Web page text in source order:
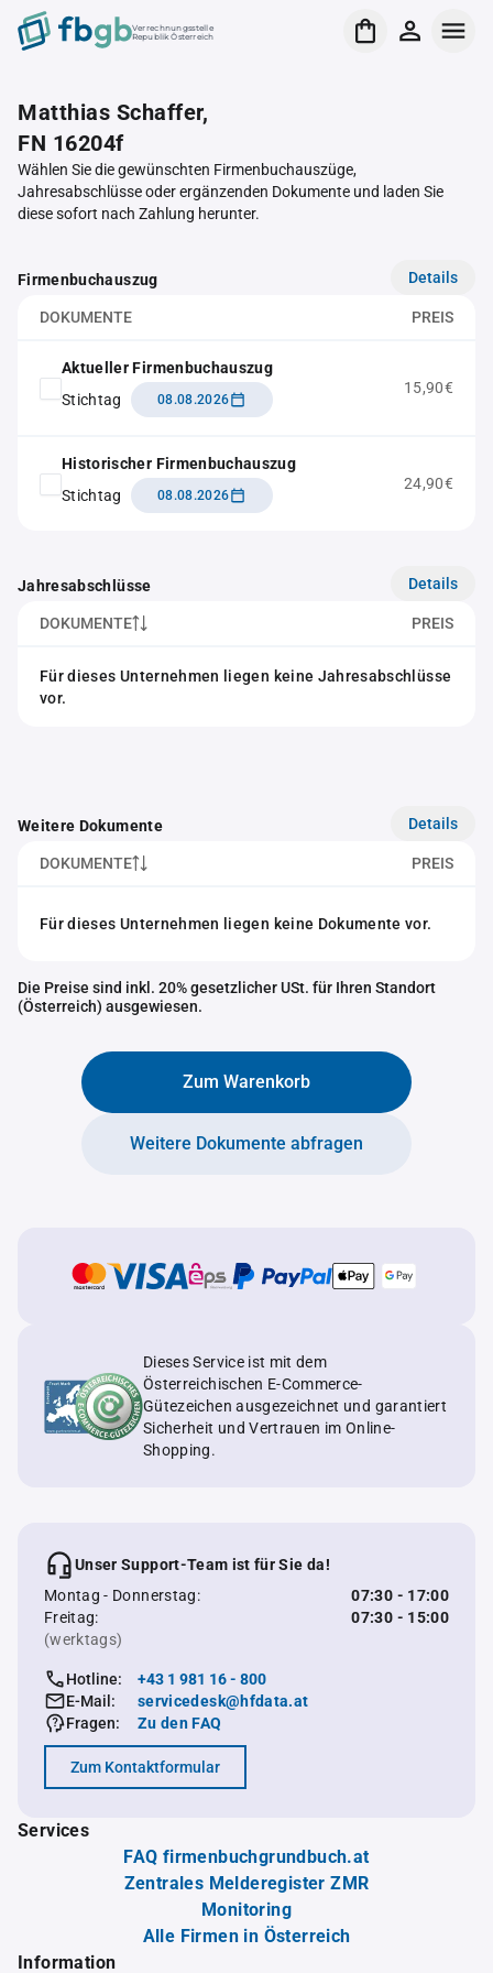
Verrechnungsstelle
Republik Österreich
Matthias Schaffer,
FN 16204f
Wählen Sie die gewünschten Firmenbuchauszüge,
Jahresabschlüsse oder ergänzenden Dokumente und laden Sie
diese sofort nach Zahlung herunter.
Firmenbuchauszug Details
DOKUMENTE PREIS
Aktueller Firmenbuchauszug
Stichtag
08.08.2026
15,90€
Historischer Firmenbuchauszug
Stichtag
08.08.2026
24,90€
Jahresabschlüsse Details
DOKUMENTE PREIS
Für dieses Unternehmen liegen keine Jahresabschlüsse
vor.
Weitere Dokumente Details
DOKUMENTE PREIS
Für dieses Unternehmen liegen keine Dokumente vor.
Die Preise sind inkl. 20% gesetzlicher USt. für Ihren Standort
(Österreich) ausgewiesen.
Zum Warenkorb
Weitere Dokumente abfragen
Dieses Service ist mit dem
Österreichischen E-Commerce-
Gütezeichen ausgezeichnet und garantiert
Sicherheit und Vertrauen im Online-
Shopping.
Unser Support-Team ist für Sie da!
Montag - Donnerstag:
07:30 - 17:00
Freitag:
07:30 - 15:00
(werktags)
Hotline:
+43 1 981 16 - 800
E-Mail:
servicedesk@hfdata.at
Fragen:
Zu den FAQ
Zum Kontaktformular
Services
FAQ firmenbuchgrundbuch.at
Zentrales Melderegister ZMR
Monitoring
Alle Firmen in Österreich
Information